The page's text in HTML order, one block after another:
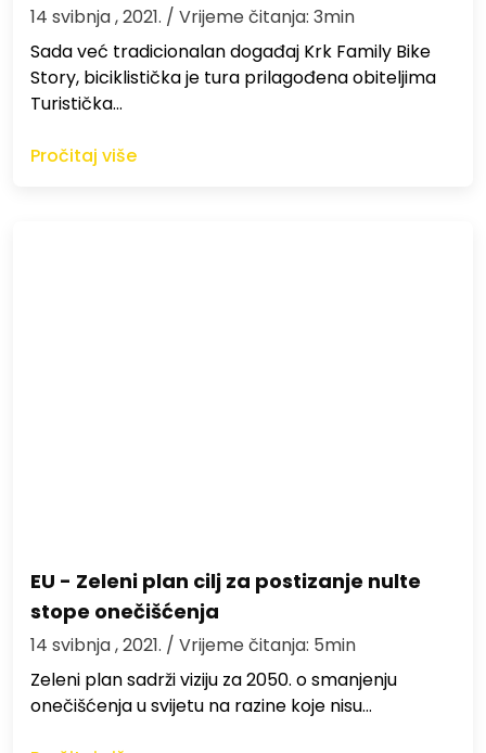
14 svibnja , 2021. / Vrijeme čitanja: 3min
Sada već tradicionalan događaj Krk Family Bike
Story, biciklistička je tura prilagođena obiteljima
Turistička…
Pročitaj više
EU - Zeleni plan cilj za postizanje nulte
stope onečišćenja
14 svibnja , 2021. / Vrijeme čitanja: 5min
Zeleni plan sadrži viziju za 2050. o smanjenju
onečišćenja u svijetu na razine koje nisu…